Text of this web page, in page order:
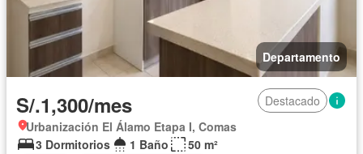
Departamento
S/.1,300/mes
Destacado
Urbanización El Álamo Etapa I, Comas
3 Dormitorios
1 Baño
50 m²